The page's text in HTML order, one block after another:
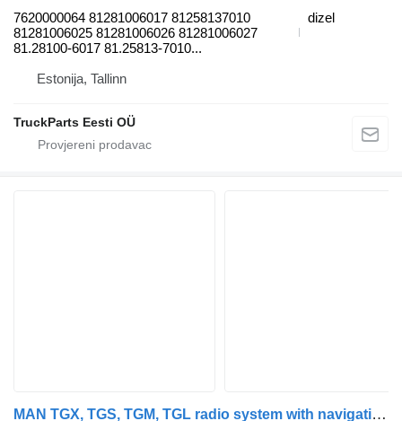
7620000064 81281006017 81258137010
81281006025 81281006026 81281006027
81.28100-6017 81.25813-7010...
dizel
Estonija, Tallinn
TruckParts Eesti OÜ
MAN TGX, TGS, TGM, TGL radio system with navigation system, MMT - AD MAN autoradio za MAN MAN TGX, TGS, TGM, TGL radio system with navigation system, MMT - AD, 12V, multimedia unit EURO 5, EURO 6 by BOSCH 81281006017, 81281006026, 81281006027, 7620000064, 8128106025, 81281006017, 81281006026, 81281006027, 7620000064, 8128106025, 81258137010, 81258137034, 81281006033 tegljača